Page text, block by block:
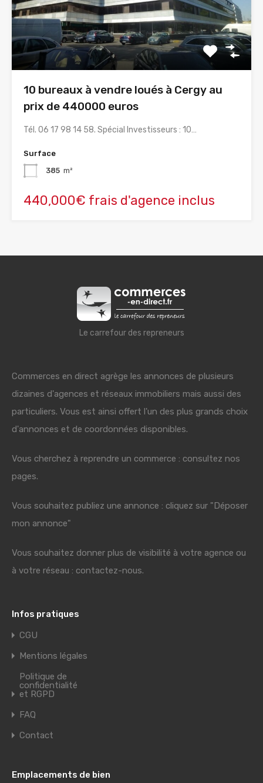
10 bureaux à vendre loués à Cergy au
prix de 440000 euros
Tél. 06 17 98 14 58. Spécial Investisseurs : 10…
Surface
385 m²
440,000€ frais d'agence inclus
Le carrefour des repreneurs
Commerces en direct agrège les annonces de plusieurs
dizaines d'agences et réseaux immobiliers mais aussi des
particuliers. Vous est ainsi offert l'un des plus grands choix
d'annonces et de coordonnées disponibles.
Vous cherchez à reprendre un commerce : consultez nos
pages.
Vous souhaitez publiez une annonce : cliquez sur "Déposer
mon annonce"
Vous souhaitez donner plus de visibilité à votre agence ou
à votre réseau : contactez-nous.
Infos pratiques
CGU
Mentions légales
Politique de
confidentialité
et RGPD
FAQ
Contact
Emplacements de bien